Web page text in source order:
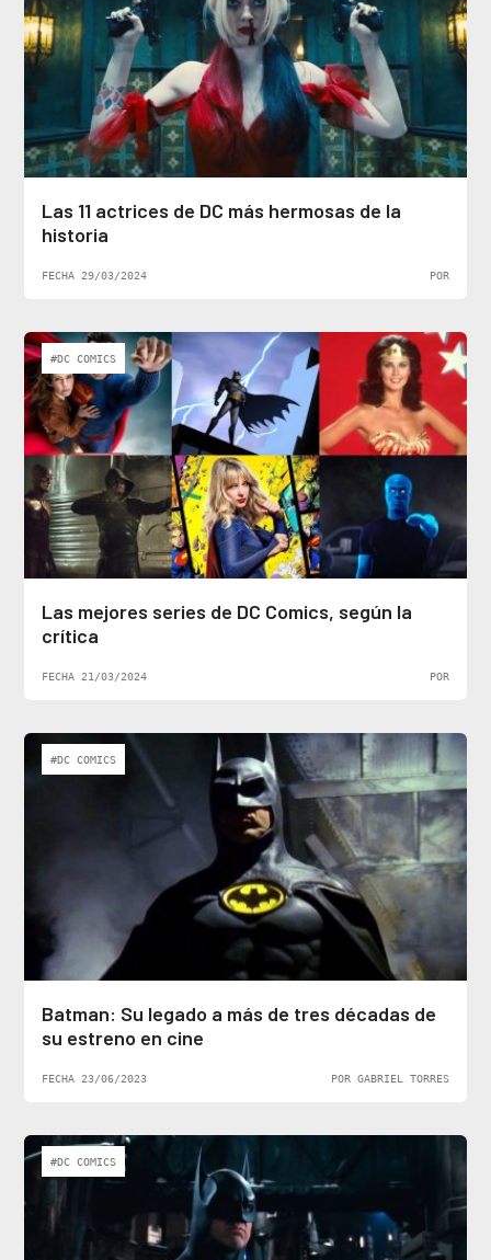
Las 11 actrices de DC más hermosas de la
historia
FECHA 29/03/2024 POR
#DC COMICS
Las mejores series de DC Comics, según la
crítica
FECHA 21/03/2024 POR
#DC COMICS
Batman: Su legado a más de tres décadas de
su estreno en cine
FECHA 23/06/2023 POR GABRIEL TORRES
#DC COMICS